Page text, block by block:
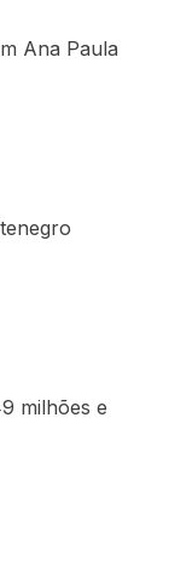
Ana Paula
milhões e